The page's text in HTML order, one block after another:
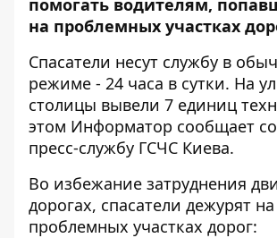
помогать водителям,
на проблемных участках
Спасатели несут службу в
режиме - 24 часа в сутки. На
столицы вывели 7 единиц
этом Информатор сообщает
пресс-службу ГСЧС Киева.
Во избежание затруднения
дорогах, спасатели дежурят
проблемных участках дорог: